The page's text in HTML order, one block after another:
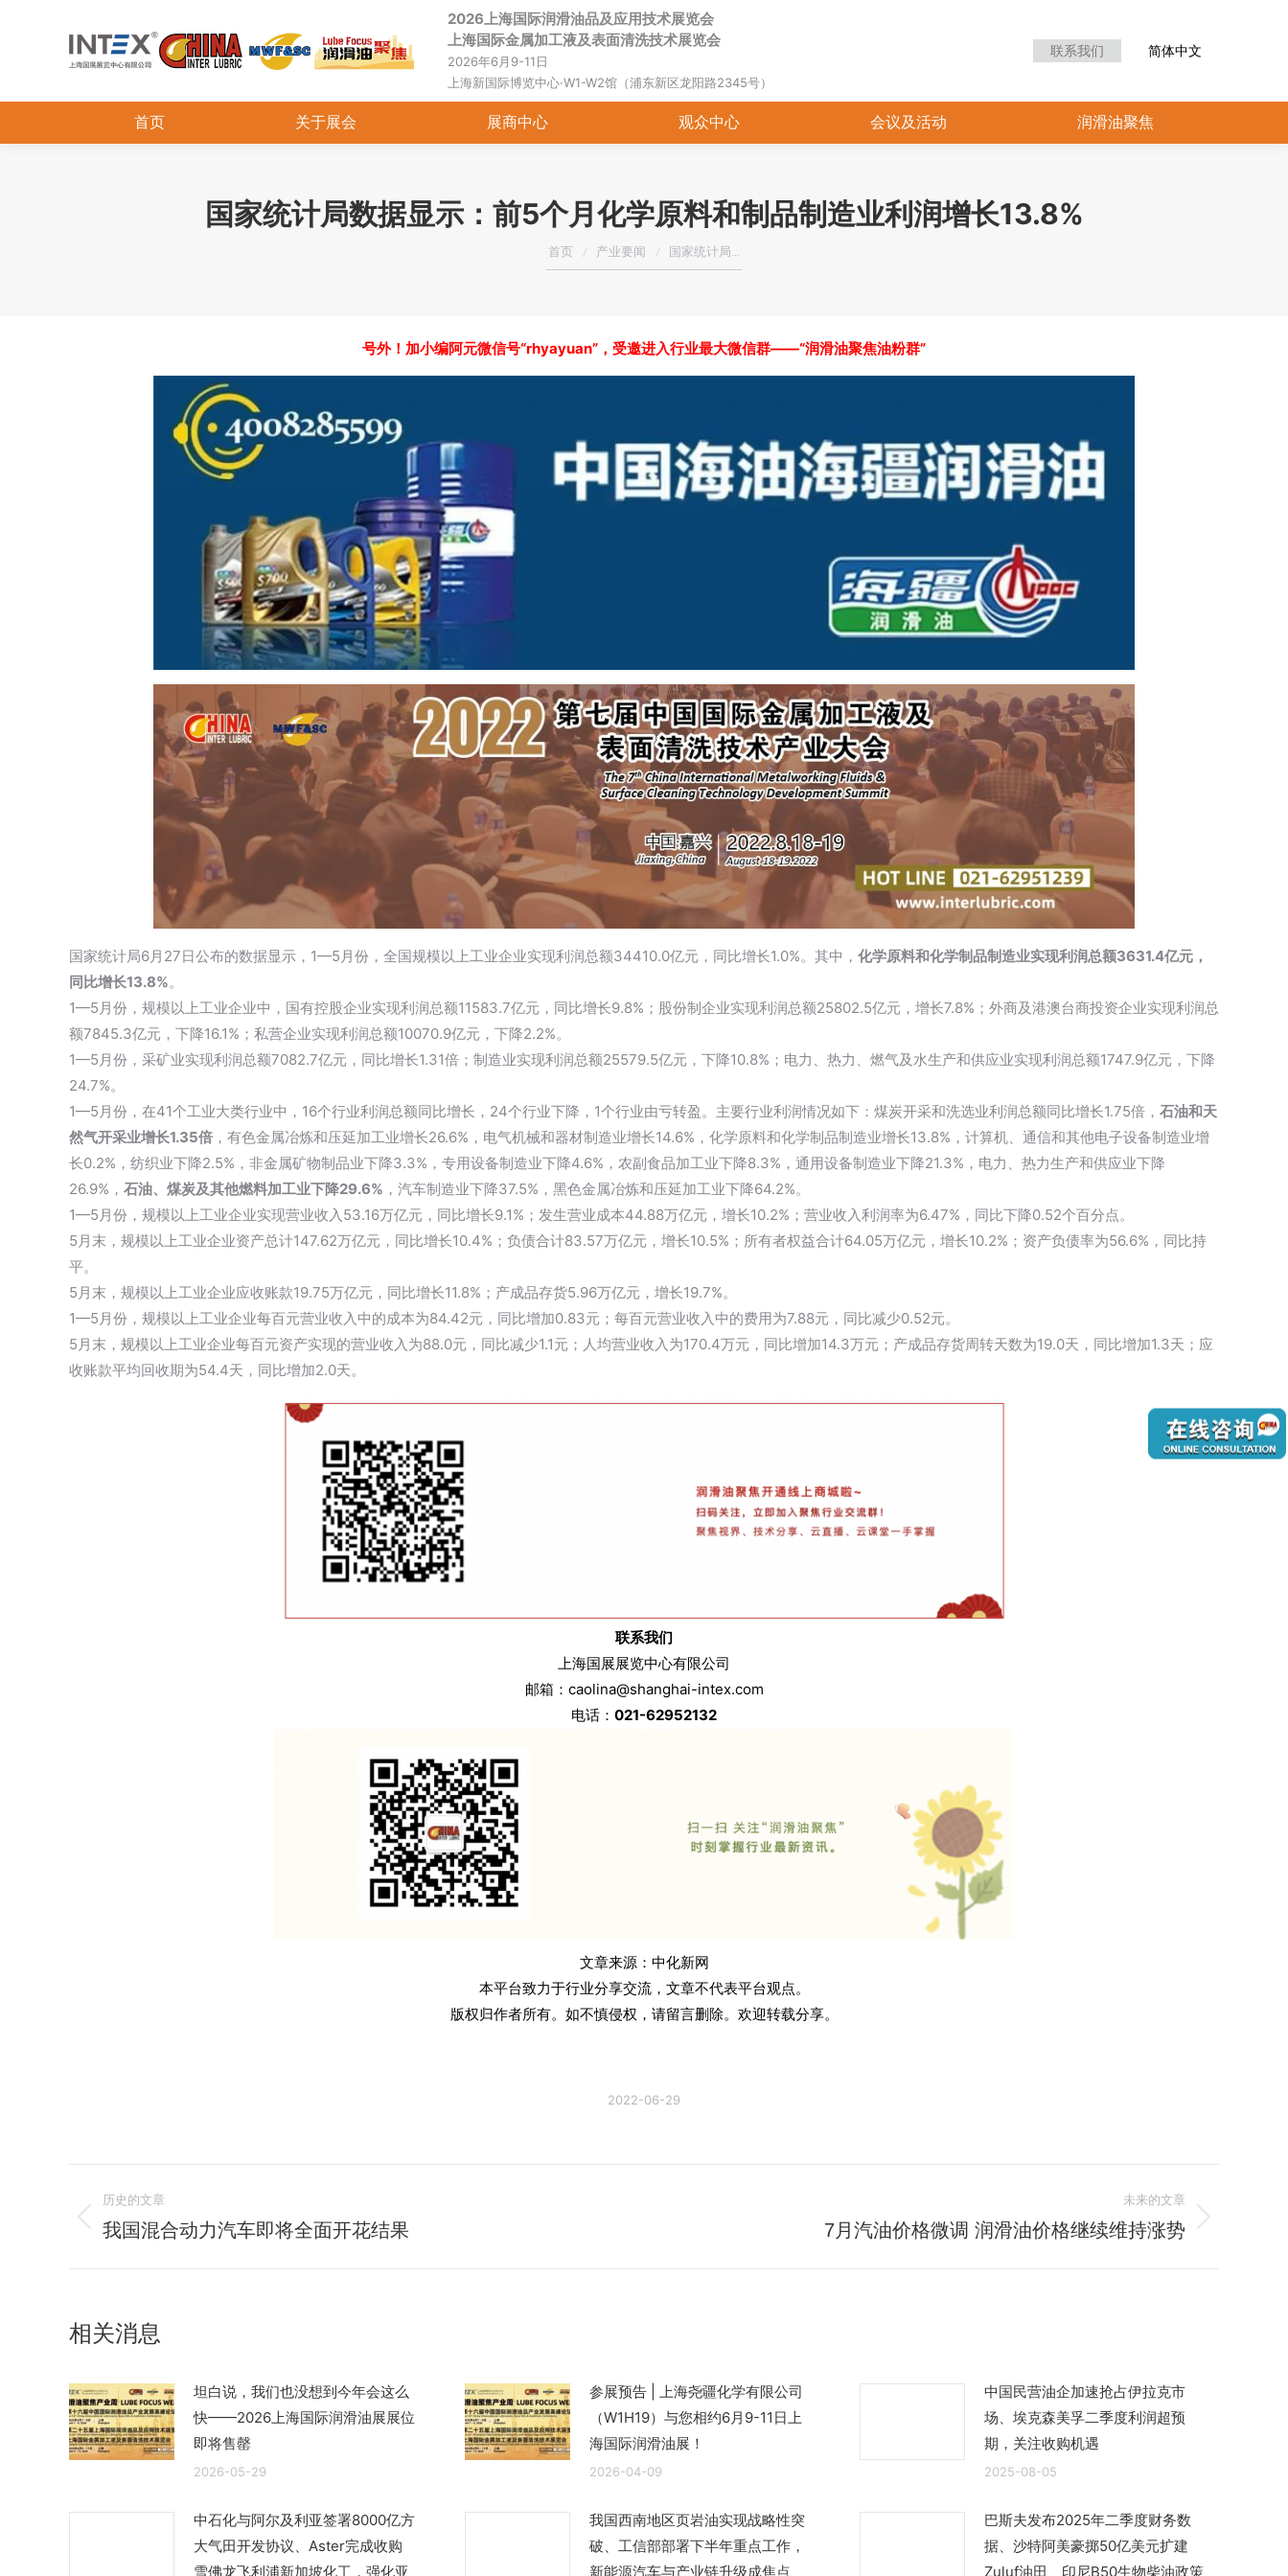
2026上海国际润滑油品及应用技术展览会
上海国际金属加工液及表面清洗技术展览会
2026年6月9-11日
上海新国际博览中心·W1-W2馆（浦东新区龙阳路2345号）
联系我们 简体中文
首页 关于展会 展商中心 观众中心 会议及活动 润滑油聚焦
国家统计局数据显示：前5个月化学原料和制品制造业利润增长13.8%
您在这里：
首页 产业要闻 国家统计局…
号外！加小编阿元微信号“rhyayuan”，受邀进入行业最大微信群——“润滑油聚焦油粉群”
国家统计局6月27日公布的数据显示，1—5月份，全国规模以上工业企业实现利润总额34410.0亿元，同比增长1.0%。其中， 化学原料和化学制品制造业实现利润总额3631.4亿元，
同比增长13.8%。
1—5月份，规模以上工业企业中，国有控股企业实现利润总额11583.7亿元，同比增长9.8%；股份制企业实现利润总额25802.5亿元，增长7.8%；外商及港澳台商投资企业实现利润总
额7845.3亿元，下降16.1%；私营企业实现利润总额10070.9亿元，下降2.2%。
1—5月份，采矿业实现利润总额7082.7亿元，同比增长1.31倍；制造业实现利润总额25579.5亿元，下降10.8%；电力、热力、燃气及水生产和供应业实现利润总额1747.9亿元，下降
24.7%。
1—5月份，在41个工业大类行业中，16个行业利润总额同比增长，24个行业下降，1个行业由亏转盈。主要行业利润情况如下：煤炭开采和洗选业利润总额同比增长1.75倍， 石油和天
然气开采业增长1.35倍 ，有色金属冶炼和压延加工业增长26.6%，电气机械和器材制造业增长14.6%，化学原料和化学制品制造业增长13.8%，计算机、通信和其他电子设备制造业增
长0.2%，纺织业下降2.5%，非金属矿物制品业下降3.3%，专用设备制造业下降4.6%，农副食品加工业下降8.3%，通用设备制造业下降21.3%，电力、热力生产和供应业下降
26.9%， 石油、煤炭及其他燃料加工业下降29.6% ，汽车制造业下降37.5%，黑色金属冶炼和压延加工业下降64.2%。
1—5月份，规模以上工业企业实现营业收入53.16万亿元，同比增长9.1%；发生营业成本44.88万亿元，增长10.2%；营业收入利润率为6.47%，同比下降0.52个百分点。
5月末，规模以上工业企业资产总计147.62万亿元，同比增长10.4%；负债合计83.57万亿元，增长10.5%；所有者权益合计64.05万亿元，增长10.2%；资产负债率为56.6%，同比持
平。
5月末，规模以上工业企业应收账款19.75万亿元，同比增长11.8%；产成品存货5.96万亿元，增长19.7%。
1—5月份，规模以上工业企业每百元营业收入中的成本为84.42元，同比增加0.83元；每百元营业收入中的费用为7.88元，同比减少0.52元。
5月末，规模以上工业企业每百元资产实现的营业收入为88.0元，同比减少1.1元；人均营业收入为170.4万元，同比增加14.3万元；产成品存货周转天数为19.0天，同比增加1.3天；应
收账款平均回收期为54.4天，同比增加2.0天。
联系我们
上海国展展览中心有限公司
邮箱：caolina@shanghai-intex.com
电话： 021-62952132
文章来源：中化新网
本平台致力于行业分享交流，文章不代表平台观点。
版权归作者所有。如不慎侵权，请留言删除。欢迎转载分享。
2022-06-29
章
导
航
历史的文章
历
章：
我国混合动力汽车即将全面开花结果
未来的文章
7月汽油价格微调 润滑油价格继续维持涨势
相关消息
坦白说，我们也没想到今年会这么
快——2026上海国际润滑油展展位
即将售罄
2026-05-29
参展预告 | 上海尧疆化学有限公司
（W1H19）与您相约6月9-11日上
海国际润滑油展！
2026-04-09
中国民营油企加速抢占伊拉克市
场、埃克森美孚二季度利润超预
期，关注收购机遇
2025-08-05
中石化与阿尔及利亚签署8000亿方
大气田开发协议、Aster完成收购
雪佛龙飞利浦新加坡化工，强化亚
我国西南地区页岩油实现战略性突
破、工信部部署下半年重点工作，
新能源汽车与产业链升级成焦点、
巴斯夫发布2025年二季度财务数
据、沙特阿美豪掷50亿美元扩建
Zuluf油田、印尼B50生物柴油政策
首页 关于展会 展商中心